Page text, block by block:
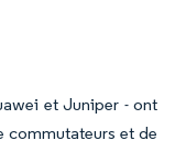
et Juniper - ont
commutateurs et de